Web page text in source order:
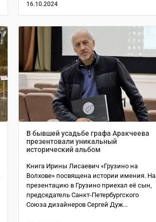
16.10.2024
В бывшей усадьбе графа Аракчеева
презентовали уникальный
исторический альбом
Книга Ирины Лисаевич «Грузино на
Волхове» посвящена истории имения. На
презентацию в Грузино приехал её сын,
председатель Санкт-Петербургского
Союза дизайнеров Сергей Дуж...